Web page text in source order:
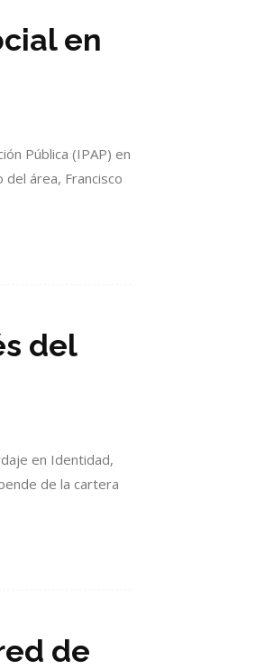
en
Pública (IPAP) en
área, Francisco
del
en Identidad,
de la cartera
de